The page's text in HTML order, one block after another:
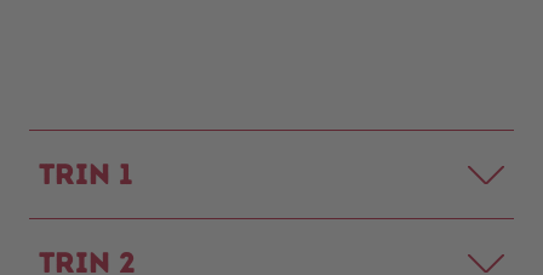
Trin 1
Trin 2